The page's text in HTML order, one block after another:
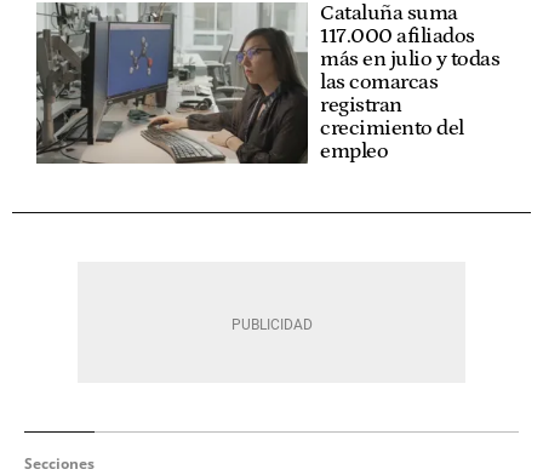
Cataluña suma
117.000 afiliados
más en julio y todas
las comarcas
registran
crecimiento del
empleo
Secciones